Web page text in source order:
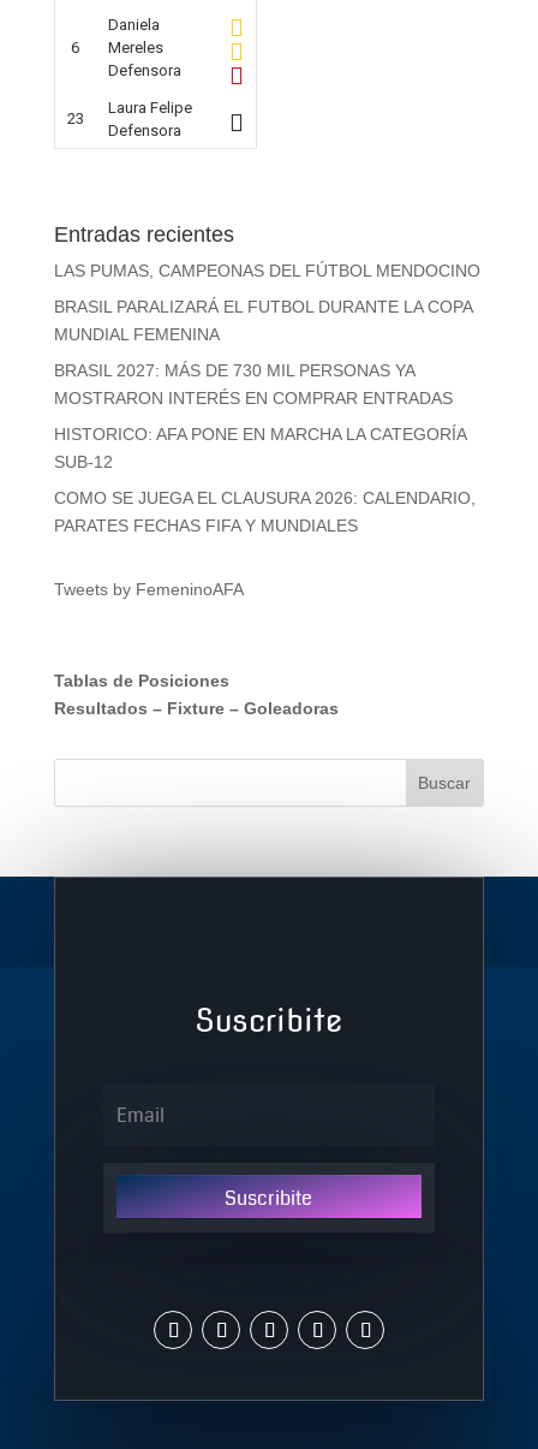
6
Daniela
Mereles
Defensora
23
Laura Felipe
Defensora
Entradas recientes
LAS PUMAS, CAMPEONAS DEL FÚTBOL MENDOCINO
BRASIL PARALIZARÁ EL FUTBOL DURANTE LA COPA
MUNDIAL FEMENINA
BRASIL 2027: MÁS DE 730 MIL PERSONAS YA
MOSTRARON INTERÉS EN COMPRAR ENTRADAS
HISTORICO: AFA PONE EN MARCHA LA CATEGORÍA
SUB-12
COMO SE JUEGA EL CLAUSURA 2026: CALENDARIO,
PARATES FECHAS FIFA Y MUNDIALES
Tweets by FemeninoAFA
Tablas de Posiciones
Resultados – Fixture– Goleadoras
Suscribite
Suscribite